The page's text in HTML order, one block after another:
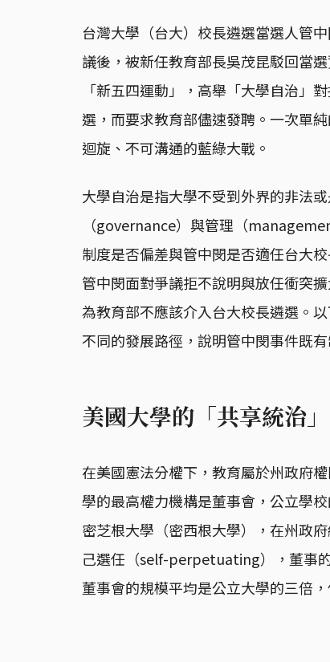
台灣大學（台大）校長遴選當選人管
議後，被新任教育部長吳茂昆駁回當
「新五四運動」，高舉「大學自治」
選，而要求教育部儘速發聘。一次單
迴旋、不可溝通的藍綠大戰。
大學自治是指大學不受到外界的非法
（governance）與管理（
制度是否偏差與管中閔是否適任台大
管中閔面對爭議拒不說明與放任衝突
為教育部不應該介入台大校長遴選。
不同的發展路徑，說明管中閔事件既
美國大學的「共享統治
在美國憲法分權下，教育屬於州政府
學的最高權力機構是董事會，公立學
密芝根大學（密西根大學），在州政
己選任（self-perpetuating），董事
董事會的規模平均是公立大學的三倍